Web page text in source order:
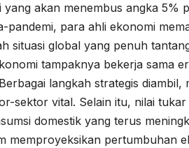
akan menembus angka 5%
para ahli ekonomi
situasi global yang penuh
tampaknya bekerja sama
langkah strategis diambil,
sektor vital. Selain itu, nilai
domestik yang terus
memproyeksikan pertumbuhan